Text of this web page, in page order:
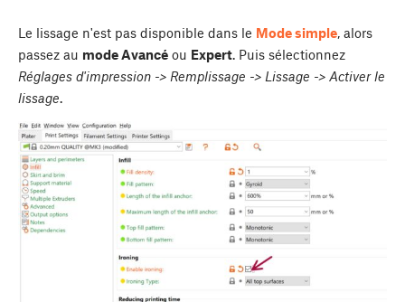
Le lissage n'est pas disponible dans le Mode simple, alors
passez au mode Avancé ou Expert. Puis sélectionnez
Réglages d'impression -> Remplissage -> Lissage -> Activer le
lissage.